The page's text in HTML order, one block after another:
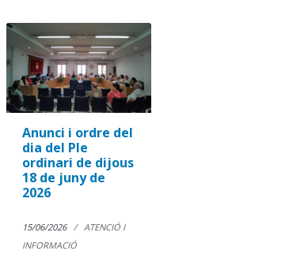
Anunci i ordre del
dia del Ple
ordinari de dijous
18 de juny de
2026
15/06/2026
ATENCIÓ I
INFORMACIÓ